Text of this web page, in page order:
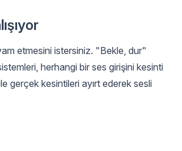
etmesini istersiniz. "Bekle, dur"
herhangi bir ses girişini kesinti
gerçek kesintileri ayırt ederek sesli